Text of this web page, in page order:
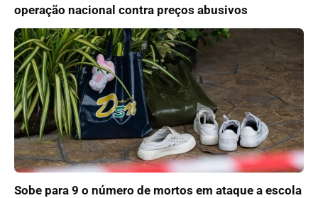
operação nacional contra preços abusivos
Sobe para 9 o número de mortos em ataque a escola